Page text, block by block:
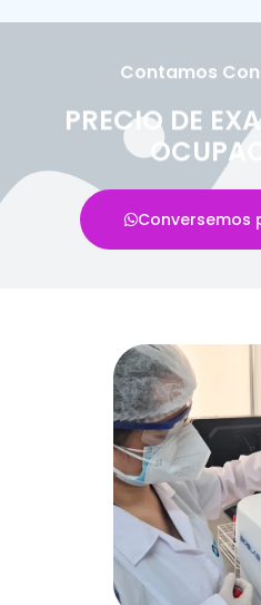
Contamos Con
PRECIO DE
Conversemos